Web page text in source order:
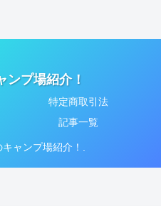
ンプ場紹介！
特定商取引法
記事一覧
ャンプ場紹介！.